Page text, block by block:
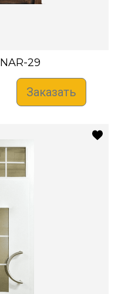
NAR-29
Заказать